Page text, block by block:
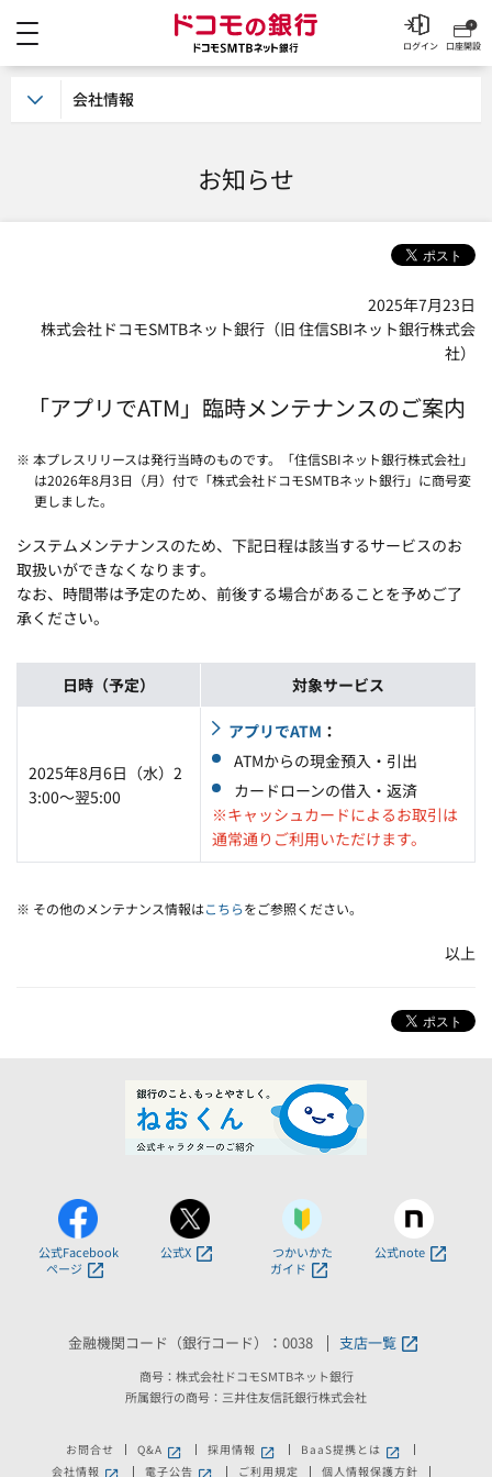
ドコモの銀行 ドコモ
口座開設
ログイン
お知らせ
2025年7月23日
株式会社ドコモSMTBネット銀行（旧 住信SBIネット銀行株式会
社）
「アプリでATM」臨時メンテナンスのご案内
※ 本プレスリリースは発行当時のものです。「住信SBIネット銀行株式会社」
は2026年8月3日（月）付で「株式会社ドコモSMTBネット銀行」に商号変
更しました。
システムメンテナンスのため、下記日程は該当するサービスのお
取扱いができなくなります。
なお、時間帯は予定のため、前後する場合があることを予めご了
承ください。
日時（予定） 対象サービス
2025年8月6日（水）2
3:00～翌5:00
アプリでATM
ATMからの現金預入・引出
カードローンの借入・返済
※キャッシュカードによるお取引は
通常通りご利用いただけます。
※ その他のメンテナンス情報はこちらをご参照ください。
以上
会社情報
公式Facebook
ページ
公式X
つかいかた
ガイド
公式note
金融機関コード（銀行コード）：0038 支店一覧
商号：株式会社ドコモSMTBネット銀行
所属銀行の商号：三井住友信託銀行株式会社
お問合せ Q&A 新しいウィンドウで開きます。
採用情報 新しいウィンドウで開きます。
BaaS提携とは 新しいウィンドウ
会社情報新しいウィンドウで開きます。
電子公告新しいウィンドウで開きます。
ご利用規定 個人情報保護方針